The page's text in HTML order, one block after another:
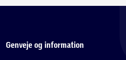
Genveje og information